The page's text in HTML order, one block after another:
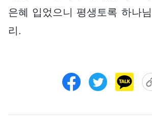
은혜 입었으니 평생토록 하나
리.